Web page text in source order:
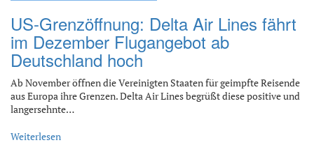
US-Grenzöffnung: Delta Air Lines fährt
im Dezember Flugangebot ab
Deutschland hoch
Ab November öffnen die Vereinigten Staaten für geimpfte Reisende
aus Europa ihre Grenzen. Delta Air Lines begrüßt diese positive und
langersehnte…
Weiterlesen